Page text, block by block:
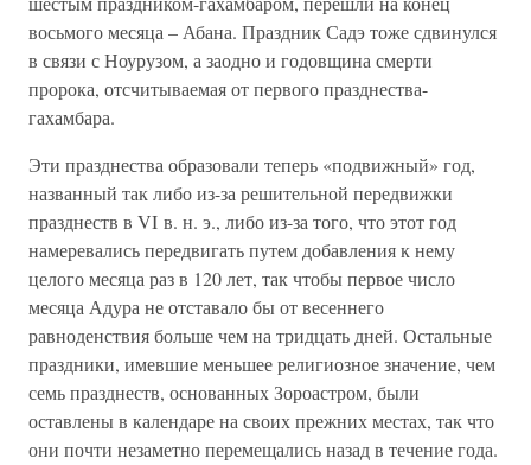
восьмого месяца – Абана. Праздник Садэ тоже сдвинулся
в связи с Ноурузом, а заодно и годовщина смерти
пророка, отсчитываемая от первого празднества-
гахамбара.
Эти празднества образовали теперь «подвижный» год,
названный так либо из-за решительной передвижки
празднеств в VI в. н. э., либо из-за того, что этот год
намеревались передвигать путем добавления к нему
целого месяца раз в 120 лет, так чтобы первое число
месяца Адура не отставало бы от весеннего
равноденствия больше чем на тридцать дней. Остальные
праздники, имевшие меньшее религиозное значение, чем
семь празднеств, основанных Зороастром, были
оставлены в календаре на своих прежних местах, так что
они почти незаметно перемещались назад в течение года.